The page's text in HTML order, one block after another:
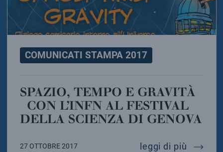
COMUNICATI STAMPA 2017
SPAZIO, TEMPO E GRAVITÀ
CON L’INFN AL FESTIVAL
DELLA SCIENZA DI GENOVA
27 OTTOBRE 2017 leggi di più